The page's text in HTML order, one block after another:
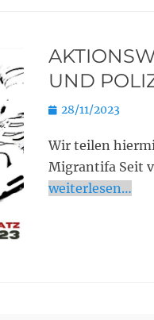
UND
Posted
28/11/2023
Wir teilen
Migrantifa Seit
weiterlesen…